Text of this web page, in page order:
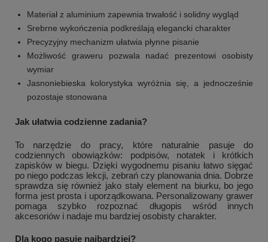
Materiał z aluminium zapewnia trwałość i solidny wygląd
Srebrne wykończenia podkreślają elegancki charakter
Precyzyjny mechanizm ułatwia płynne pisanie
Możliwość graweru pozwala nadać prezentowi osobisty
wymiar
Jasnoniebieska kolorystyka wyróżnia się, a jednocześnie
pozostaje stonowana
Jak ułatwia codzienne zadania?
To narzędzie do pracy, które naturalnie pasuje do
codziennych obowiązków: podpisów, notatek i krótkich
zapisków w biegu. Dzięki wygodnemu pisaniu łatwo sięgać
po niego podczas lekcji, zebrań czy planowania dnia. Dobrze
sprawdza się również jako stały element na biurku, bo jego
forma jest prosta i uporządkowana. Personalizowany grawer
pomaga szybko rozpoznać długopis wśród innych
akcesoriów i nadaje mu bardziej osobisty charakter.
Dla kogo pasuje najbardziej?